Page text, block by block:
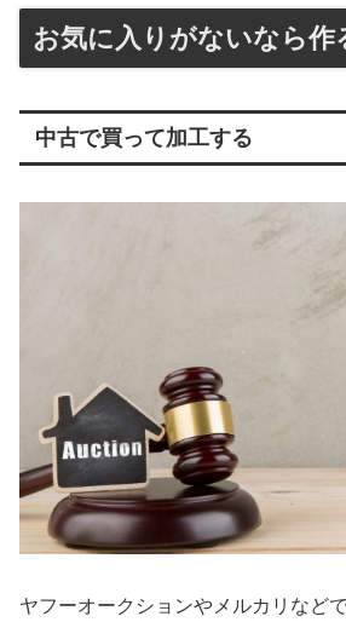
お気に入りがないなら作
中古で買って加工する
ヤフーオークションやメルカリなど